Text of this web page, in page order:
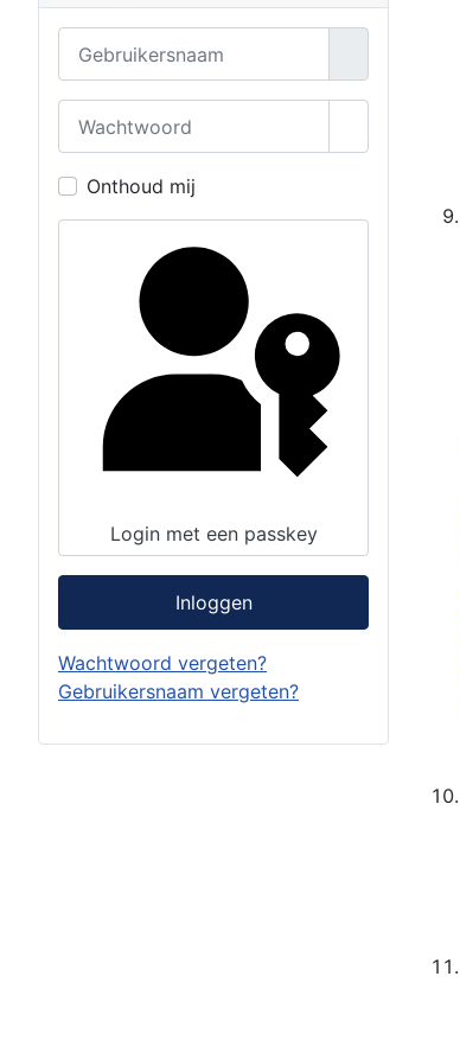
Toon
Onthoud mij
Login met een passkey
Inloggen
Wachtwoord vergeten?
Gebruikersnaam vergeten?